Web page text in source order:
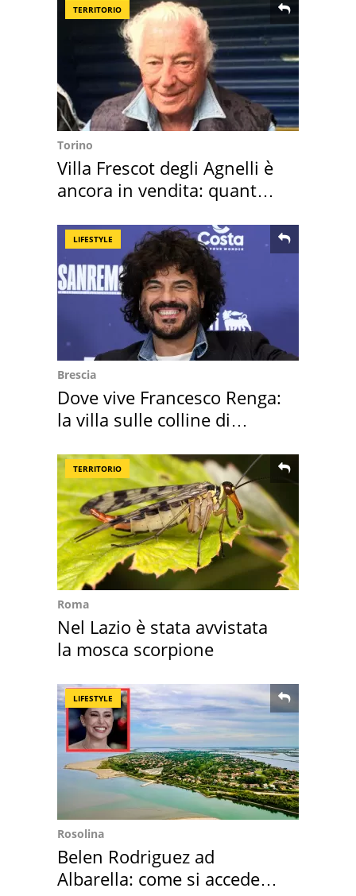
TERRITORIO
Torino
Villa Frescot degli Agnelli è
ancora in vendita: quanto
LIFESTYLE
Brescia
Dove vive Francesco Renga:
la villa sulle colline di
TERRITORIO
Roma
Nel Lazio è stata avvistata
la mosca scorpione
LIFESTYLE
Rosolina
Belen Rodriguez ad
Albarella: come si accede